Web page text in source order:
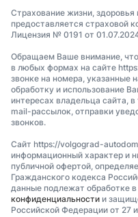
Страхование жизни, здоровья
предоставляется страховой
Лицензия № 0191 от
Обращаем Ваше внимание,
в любых формах на сайте
звонке на номера, указанные
обработку и использование
интересах владельца сайта,
mail-рассылок, отправки
звонков.
Сайт https://volgograd-
информационный характер и
публичной офертой,
Гражданского кодекса
данные подлежат обработке в
конфиденциальности и
Российской Федерации от 27